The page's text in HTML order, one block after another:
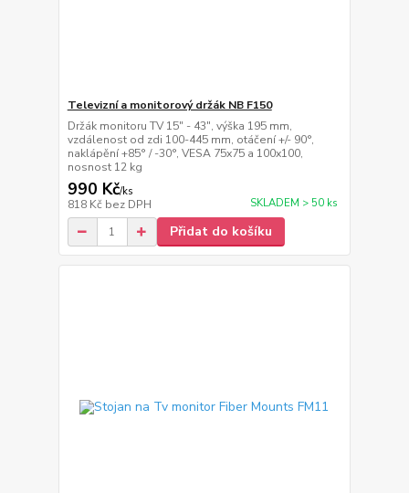
Televizní a monitorový držák NB F150
Držák monitoru TV 15" - 43", výška 195 mm,
vzdálenost od zdi 100-445 mm, otáčení +/- 90°,
naklápění +85° / -30°, VESA 75x75 a 100x100,
nosnost 12 kg
990 Kč/ks
818 Kč bez DPH SKLADEM > 50 ks
Přidat do košíku